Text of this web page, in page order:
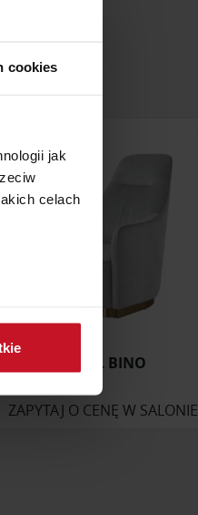
cookies
jak
celach
FOTEL BINO
ZAPYTAJ O CENĘ W SALONIE